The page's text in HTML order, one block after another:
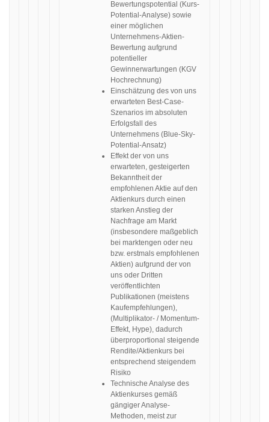
Bewertungspotential (Kurs-
Potential-Analyse) sowie
einer möglichen
Unternehmens-Aktien-
Bewertung aufgrund
potentieller
Gewinnerwartungen (KGV
Hochrechnung)
Einschätzung des von uns
erwarteten Best-Case-
Szenarios im absoluten
Erfolgsfall des
Unternehmens (Blue-Sky-
Potential-Ansatz)
Effekt der von uns
erwarteten, gesteigerten
Bekanntheit der
empfohlenen Aktie auf den
Aktienkurs durch einen
starken Anstieg der
Nachfrage am Markt
(insbesondere maßgeblich
bei marktengen oder neu
bzw. erstmals empfohlenen
Aktien) aufgrund der von
uns oder Dritten
veröffentlichten
Publikationen (meistens
Kaufempfehlungen),
(Multiplikator- / Momentum-
Effekt, Hype), dadurch
überproportional steigende
Rendite/Aktienkurs bei
entsprechend steigendem
Risiko
Technische Analyse des
Aktienkurses gemäß
gängiger Analyse-
Methoden, meist zur